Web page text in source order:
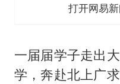
打开网易
一届届学子走出
学，奔赴北上广